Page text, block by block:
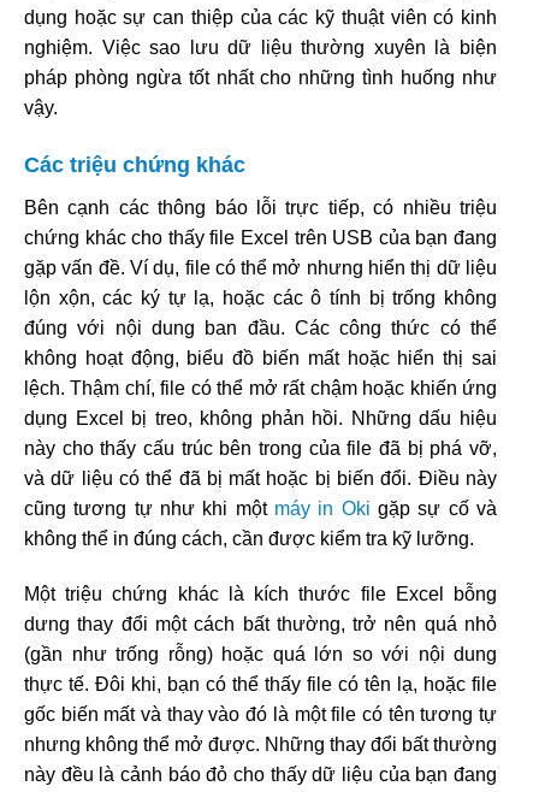
dụng hoặc sự can thiệp của các kỹ thuật viên có kinh
nghiệm. Việc sao lưu dữ liệu thường xuyên là biện
pháp phòng ngừa tốt nhất cho những tình huống như
vậy.
Các triệu chứng khác
Bên cạnh các thông báo lỗi trực tiếp, có nhiều triệu
chứng khác cho thấy file Excel trên USB của bạn đang
gặp vấn đề. Ví dụ, file có thể mở nhưng hiển thị dữ liệu
lộn xộn, các ký tự lạ, hoặc các ô tính bị trống không
đúng với nội dung ban đầu. Các công thức có thể
không hoạt động, biểu đồ biến mất hoặc hiển thị sai
lệch. Thậm chí, file có thể mở rất chậm hoặc khiến ứng
dụng Excel bị treo, không phản hồi. Những dấu hiệu
này cho thấy cấu trúc bên trong của file đã bị phá vỡ,
và dữ liệu có thể đã bị mất hoặc bị biến đổi. Điều này
cũng tương tự như khi một máy in Oki gặp sự cố và
không thể in đúng cách, cần được kiểm tra kỹ lưỡng.
Một triệu chứng khác là kích thước file Excel bỗng
dưng thay đổi một cách bất thường, trở nên quá nhỏ
(gần như trống rỗng) hoặc quá lớn so với nội dung
thực tế. Đôi khi, bạn có thể thấy file có tên lạ, hoặc file
gốc biến mất và thay vào đó là một file có tên tương tự
nhưng không thể mở được. Những thay đổi bất thường
này đều là cảnh báo đỏ cho thấy dữ liệu của bạn đang